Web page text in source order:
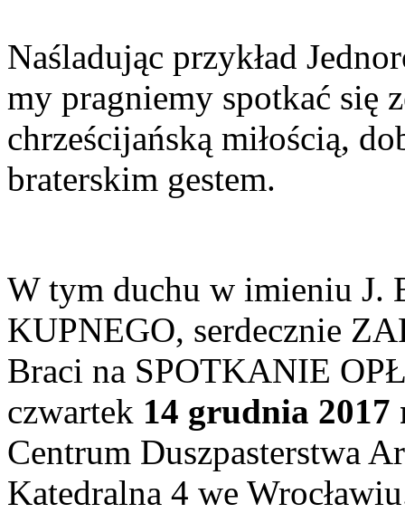
Naśladując przykład
my pragniemy spotkać się
chrześcijańską miłością,
braterskim gestem.
W tym duchu w imieniu J.
KUPNEGO, serdecznie
Braci na SPOTKANIE
czwartek 14 grudnia 2017
Centrum Duszpasterstwa
Katedralna 4 we